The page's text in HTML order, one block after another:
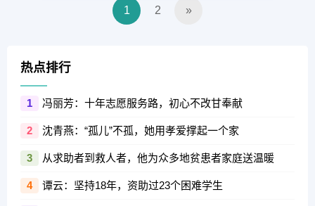
1 2 »
热点排行
1 冯丽芳：十年志愿服务路，初心不改甘奉献
2 沈青燕：“孤儿”不孤，她用孝爱撑起一个家
3 从求助者到救人者，他为众多地贫患者家庭送温暖
4 谭云：坚持18年，资助过23个困难学生